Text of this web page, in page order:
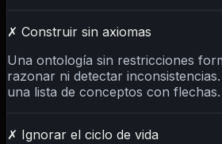
✗ Construir sin axiomas
Una ontología sin restricciones
razonar ni detectar
una lista de conceptos con flechas.
✗ Ignorar el ciclo de vida